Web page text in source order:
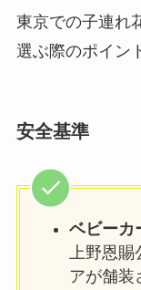
東京での子連れ
選ぶ際のポイン
安全基準
ベビーカ
上野恩賜
アが舗装